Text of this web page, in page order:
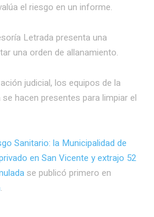
el riesgo en un informe.
Letrada presenta una
una orden de allanamiento.
judicial, los equipos de la
hacen presentes para limpiar el
Sanitario: la Municipalidad de
en San Vicente y extrajo 52
se publicó primero en
.